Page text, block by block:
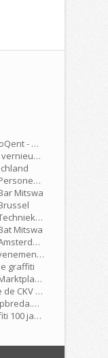
Platform
Mitswa
Nijmegen
Mitswa
Digitale Graffiti Wall!
graffiti
is Online
Hilversum